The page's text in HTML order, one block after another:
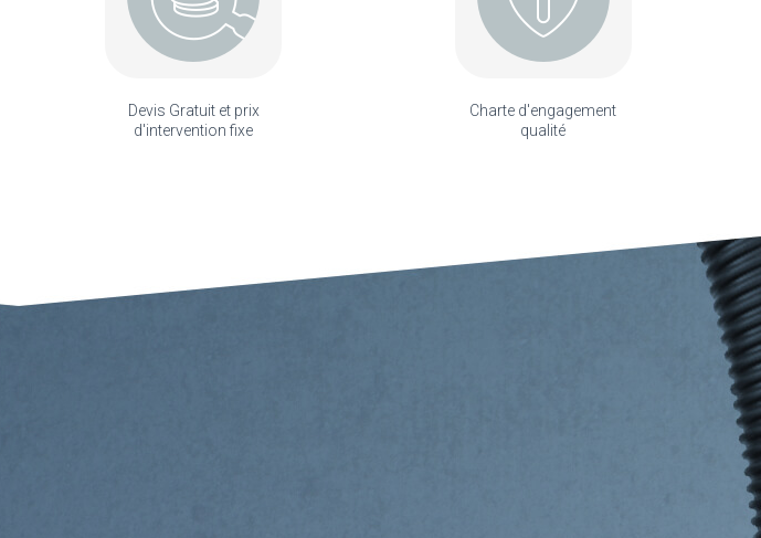
Devis Gratuit et prix
d'intervention fixe
Charte d'engagement
qualité